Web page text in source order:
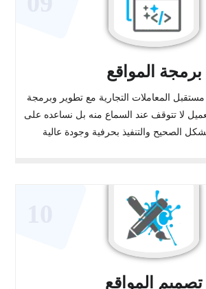
برمجة المواقع
المعاملات التجارية مع تطوير وبرمجة
لا تتوقف عند السماع منه بل نساعده على
الصحيح والتنفيذ بحرفية وجودة عالية
تصميم المواقع